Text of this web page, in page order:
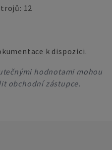
12
k dispozici.
hodnotami mohou
obchodní zástupce.